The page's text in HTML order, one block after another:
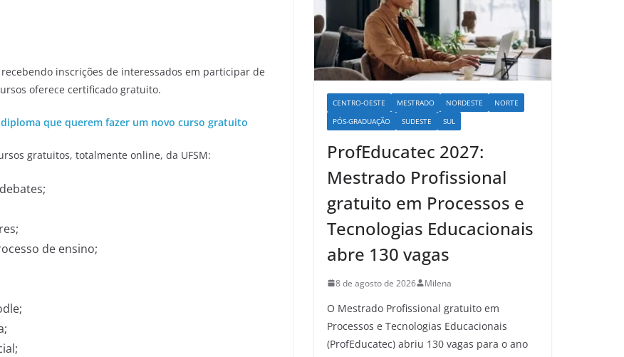
inscrições de interessados em participar de
oferece certificado gratuito.
que querem fazer um novo curso gratuito
gratuitos, totalmente online, da UFSM:
de ensino;
CENTRO-OESTE MESTRADO NORDESTE
NORTE
PÓS-GRADUAÇÃO
SUDESTE SUL
ProfEducatec 2027:
Mestrado Profissional
gratuito em Processos e
Tecnologias Educacionais
abre 130 vagas
8 de agosto de 2026 Milena
O Mestrado Profissional gratuito em
Processos e Tecnologias Educacionais
(ProfEducatec) abriu 130 vagas para o ano